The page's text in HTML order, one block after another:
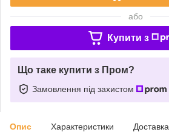
або
Купити з
Що таке купити з Пром?
Замовлення під захистом
Опис Характеристики Доставка